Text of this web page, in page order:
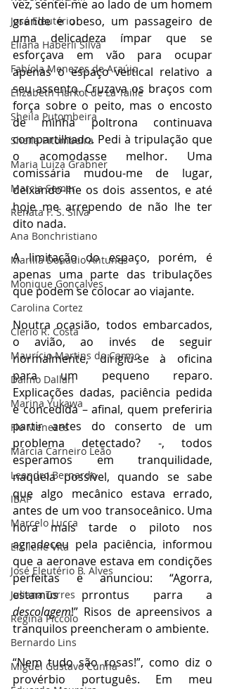
José Eleutério
Eliana Haberli Silva
Fabíola Menezes de Araújo
Elizabeth Harkot de La Taille
Sheila Putombeira
Sheila Pitombeira
Maria Luiza Grabner
Marcia Semer
Renata F. S. SIlva
Ana Bonchristiano
Marilia Donadio Antunes
Monique Gonçalves
Carolina Cortez
Clério R. Costa
Maurício Martins do Carmo
Dalmo Dallari
Marina Yukawa
Flo Menezes
Márcia Carneiro Leão
Leandro Bernardo
IBAP
Marcelo Lucca
Ercilene Vita
José Eleutério B. Alves
Juliana Torres
Regina Piccolo
Bernardo Lins
Miguel Gustavo Cunha
vez, sentei-me ao lado de um homem
grande e obeso, um passageiro de
uma delicadeza ímpar que se
esforçava em vão para ocupar
apenas o espaço vertical relativo a
seu assento. Cruzava os braços com
força sobre o peito, mas o encosto
de minha poltrona continuava
compartilhado. Pedi à tripulação que
o acomodasse melhor. Uma
comissária mudou-me de lugar,
deixando-lhe os dois assentos, e até
hoje me arrependo de não lhe ter
dito nada.
A limitação do espaço, porém, é
apenas uma parte das tribulações
que podem se colocar ao viajante.
Noutra ocasião, todos embarcados,
o avião, ao invés de seguir
normalmente, dirigiu-se à oficina
para um pequeno reparo.
Explicações dadas, paciência pedida
e concedida – afinal, quem preferiria
partir antes do conserto de um
problema detectado? -, todos
esperamos em tranquilidade,
naquela possível, quando se sabe
que algo mecânico estava errado,
antes de um voo transoceânico. Uma
hora mais tarde o piloto nos
agradeceu pela paciência, informou
que a aeronave estava em condições
perfeitas e anunciou: “Agorra,
descolagem!” Risos de apreensivos a
tranquilos preencheram o ambiente.
“Nem tudo são rosas!”, como diz o
provérbio português. Em meu